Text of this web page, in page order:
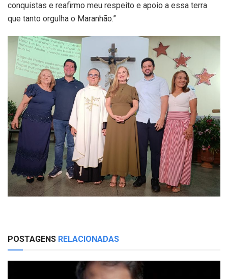
conquistas e reafirmo meu respeito e apoio a essa terra
que tanto orgulha o Maranhão.”
POSTAGENS RELACIONADAS